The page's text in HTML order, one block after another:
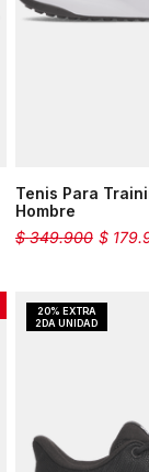
Tenis Para
Hombre
$ 179.
$ 349.900